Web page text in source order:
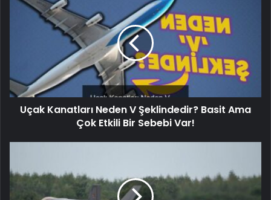
Uçak Kanatları Neden V Şeklindedir? Basit Ama
Çok Etkili Bir Sebebi Var!